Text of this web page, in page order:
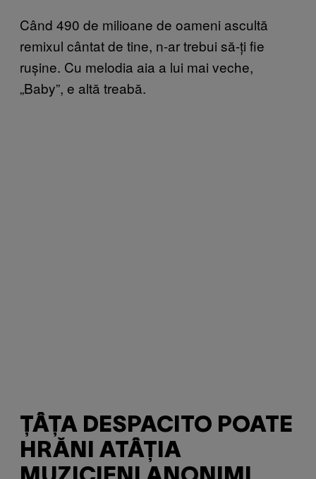
Când 490 de milioane de oameni ascultă
remixul cântat de tine, n-ar trebui să-ți fie
rușine. Cu melodia aia a lui mai veche,
„Baby”, e altă treabă.
ȚÂȚA DESPACITO POATE
HRĂNI ATÂȚIA